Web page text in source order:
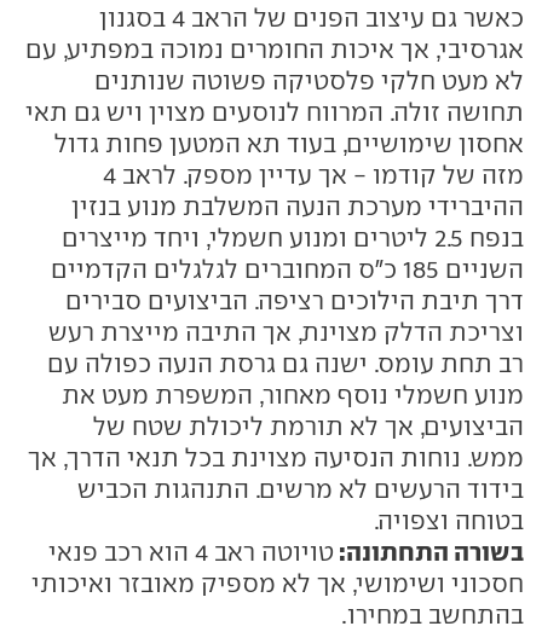
כאשר גם עיצוב הפנים של הראב 4 בסגנון
אגרסיבי, אך איכות החומרים נמוכה במפתיע, עם
לא מעט חלקי פלסטיקה פשוטה שנותנים
תחושה זולה. המרווח לנוסעים מצוין ויש גם תאי
אחסון שימושיים, בעוד תא המטען פחות גדול
מזה של קודמו - אך עדיין מספק. לראב 4
ההיברידי מערכת הנעה המשלבת מנוע בנזין
בנפח 2.5 ליטרים ומנוע חשמלי, ויחד מייצרים
השניים 185 כ"ס המחוברים לגלגלים הקדמיים
דרך תיבת הילוכים רציפה. הביצועים סבירים
וצריכת הדלק מצוינת, אך התיבה מייצרת רעש
רב תחת עומס. ישנה גם גרסת הנעה כפולה עם
מנוע חשמלי נוסף מאחור, המשפרת מעט את
הביצועים, אך לא תורמת ליכולת שטח של
ממש. נוחות הנסיעה מצוינת בכל תנאי הדרך, אך
בידוד הרעשים לא מרשים. התנהגות הכביש
בטוחה וצפויה.
בשורה התחתונה:
טויוטה ראב 4 הוא רכב פנאי
חסכוני ושימושי, אך לא מספיק מאובזר ואיכותי
בהתחשב במחירו.